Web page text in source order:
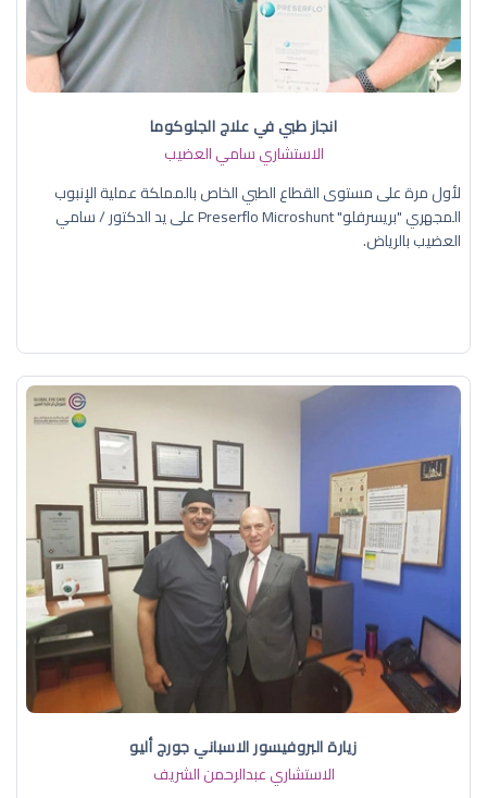
انجاز طبي في علاج الجلوكوما
الاستشاري سامي العضيب
لأول مرة على مستوى القطاع الطبي الخاص بالمملكة عملية الإنبوب
المجهري "بريسرفلو" Preserflo Microshunt على يد الدكتور / سامي
العضيب بالرياض.
زيارة البروفيسور الاسباني جورج أليو
الاستشاري عبدالرحمن الشريف